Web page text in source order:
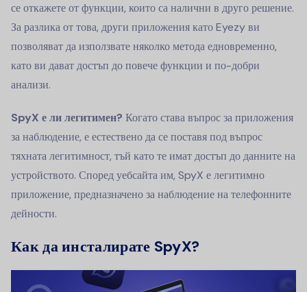
се откажете от функции, които са налични в друго решение.
За разлика от това, други приложения като Eyezy ви
позволяват да използвате няколко метода едновременно,
като ви дават достъп до повече функции и по-добри
анализи.
SpyX е ли легитимен? Когато става въпрос за приложения
за наблюдение, е естествено да се поставя под въпрос
тяхната легитимност, тъй като те имат достъп до данните на
устройството. Според уебсайта им, SpyX е легитимно
приложение, предназначено за наблюдение на телефонните
дейности.
Как да инсталирате SpyX?